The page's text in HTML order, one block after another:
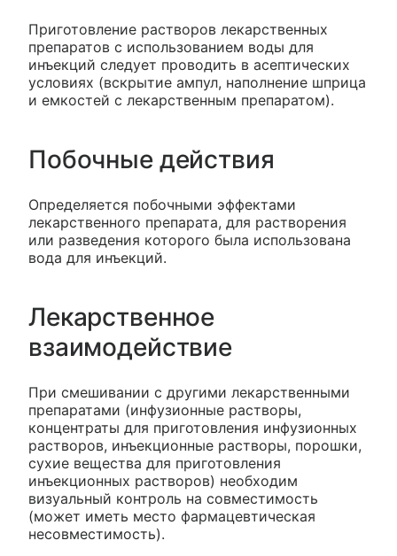
Приготовление растворов лекарственных
препаратов с использованием воды для
инъекций следует проводить в асептических
условиях (вскрытие ампул, наполнение шприца
и емкостей с лекарственным препаратом).
Побочные действия
Определяется побочными эффектами
лекарственного препарата, для растворения
или разведения которого была использована
вода для инъекций.
Лекарственное
взаимодействие
При смешивании с другими лекарственными
препаратами (инфузионные растворы,
концентраты для приготовления инфузионных
растворов, инъекционные растворы, порошки,
сухие вещества для приготовления
инъекционных растворов) необходим
визуальный контроль на совместимость
(может иметь место фармацевтическая
несовместимость).